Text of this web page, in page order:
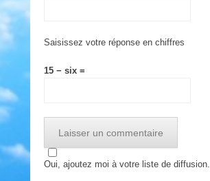
Saisissez votre réponse en chiffres
15 − six =
Oui, ajoutez moi à votre liste de diffusion.